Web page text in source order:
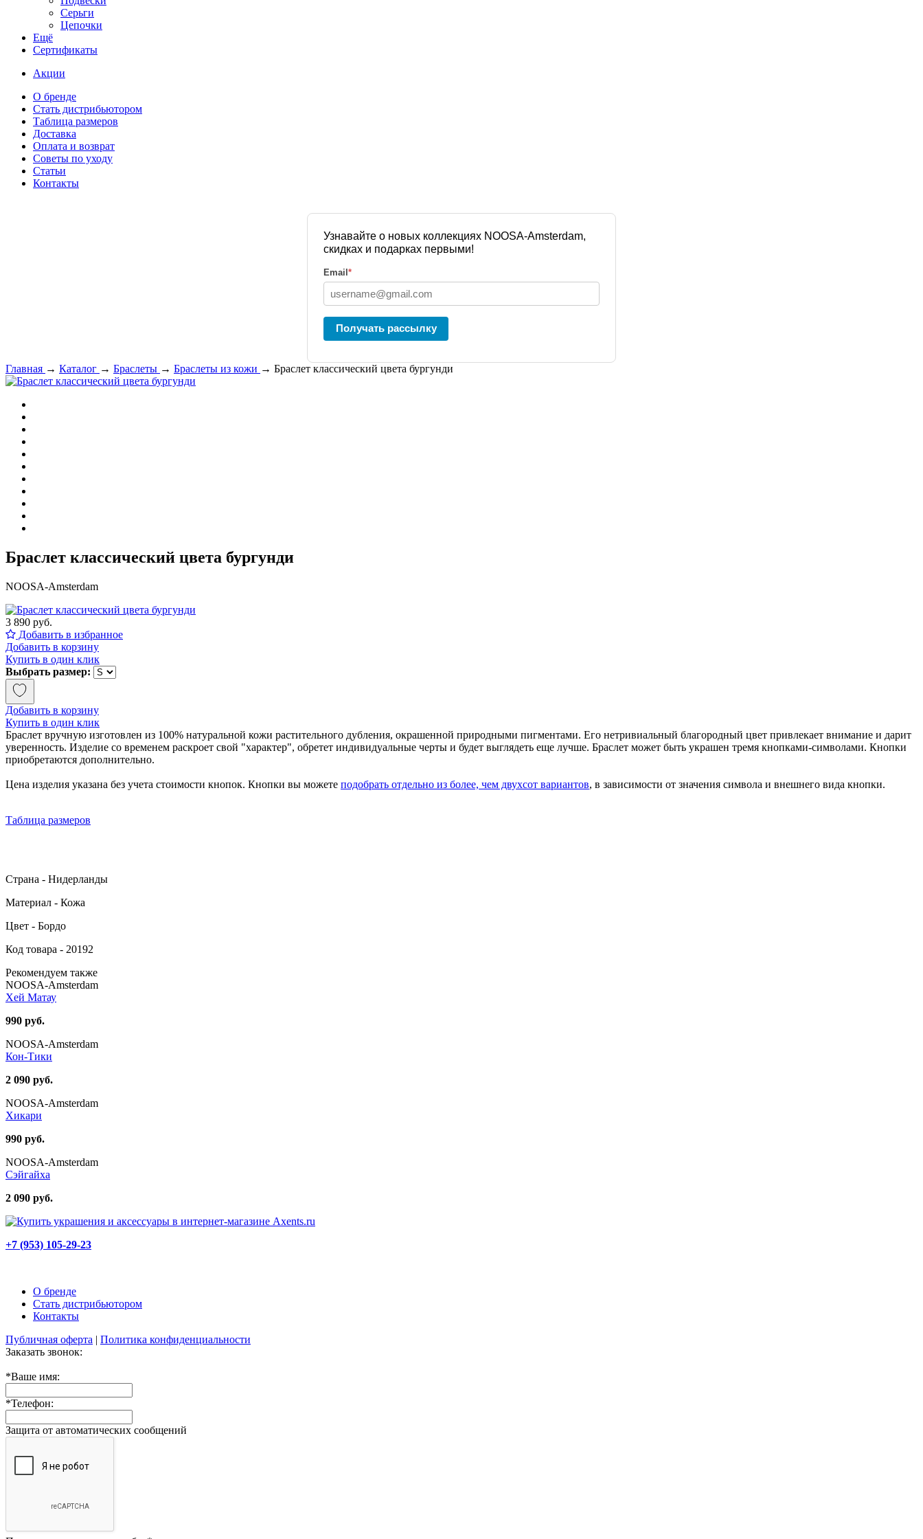
Серьги
Цепочки
Ещё
Сертификаты
Акции
О бренде
Стать дистрибьютором
Таблица размеров
Доставка
Оплата и возврат
Советы по уходу
Статьи
Контакты
Узнавайте о новых коллекциях NOOSA-Amsterdam,
скидках и подарках первыми!
Email *
Получать рассылку
Главная → Каталог → Браслеты → Браслеты из кожи → Браслет классический цвета бургунди
Браслет классический цвета бургунди
NOOSA-Amsterdam
3 890 руб.
Добавить в избранное
Добавить в корзину
Купить в один клик
Выбрать размер:
Добавить в корзину
Купить в один клик
Браслет вручную изготовлен из 100% натуральной кожи растительного дубления, окрашенной природными пигментами. Его нетривиальный благородный цвет привлекает внимание и дарит
уверенность. Изделие со временем раскроет свой "характер", обретет индивидуальные черты и будет выглядеть еще лучше. Браслет может быть украшен тремя кнопками-символами. Кнопки
приобретаются дополнительно.
Цена изделия указана без учета стоимости кнопок. Кнопки вы можете подобрать отдельно из более, чем двухсот вариантов, в зависимости от значения символа и внешнего вида кнопки.
Таблица размеров
Страна - Нидерланды
Материал - Кожа
Цвет - Бордо
Код товара - 20192
Рекомендуем также
NOOSA-Amsterdam
Хей Матау
990 руб.
NOOSA-Amsterdam
Кон-Тики
2 090 руб.
NOOSA-Amsterdam
Хикари
990 руб.
NOOSA-Amsterdam
Сэйгайха
2 090 руб.
+7 (953) 105-29-23
О бренде
Стать дистрибьютором
Контакты
Публичная оферта | Политика конфиденциальности
Заказать звонок:
*Ваше имя:
*Телефон:
Защита от автоматических сообщений